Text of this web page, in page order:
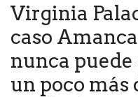
Virginia
caso
nunca puede
un poco más